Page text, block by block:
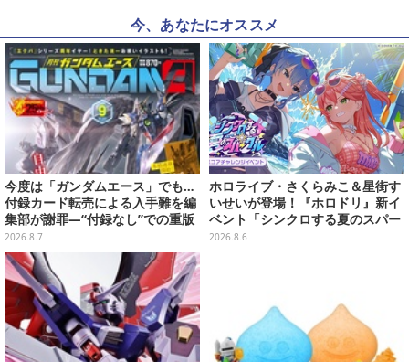
今、あなたにオススメ
今度は「ガンダムエース」でも…
付録カード転売による入手難を編
集部が謝罪―“付録なし”での重版
対応を進行中
2026.8.7
ホロライブ・さくらみこ＆星街す
いせいが登場！『ホロドリ』新イ
ベント「シンクロする夏のスパー
クル」開催決定ーmiCometのイ
2026.8.6